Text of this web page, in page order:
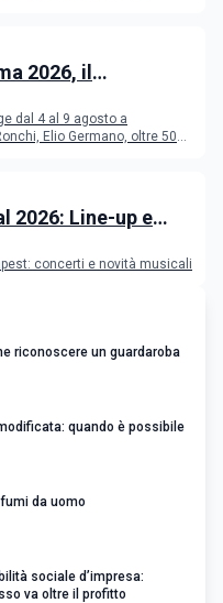
2026, il
dal 4 al 9 agosto a
Elio Germano, oltre 50
2026: Line-up e
concerti e novità musicali
riconoscere un guardaroba
quando è possibile
da uomo
sociale d’impresa:
va oltre il profitto